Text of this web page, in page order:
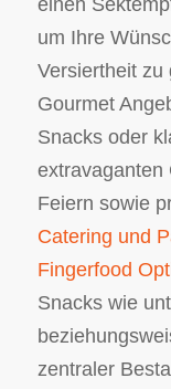
um Ihre
Versiertheit zu
Gourmet
Snacks oder
extravaganten
Feiern sowie
Catering und
Fingerfood
Snacks wie
zentraler